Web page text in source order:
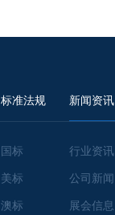
标准法规
国标
美标
澳标
新闻资讯
行业资讯
公司新闻
展会信息